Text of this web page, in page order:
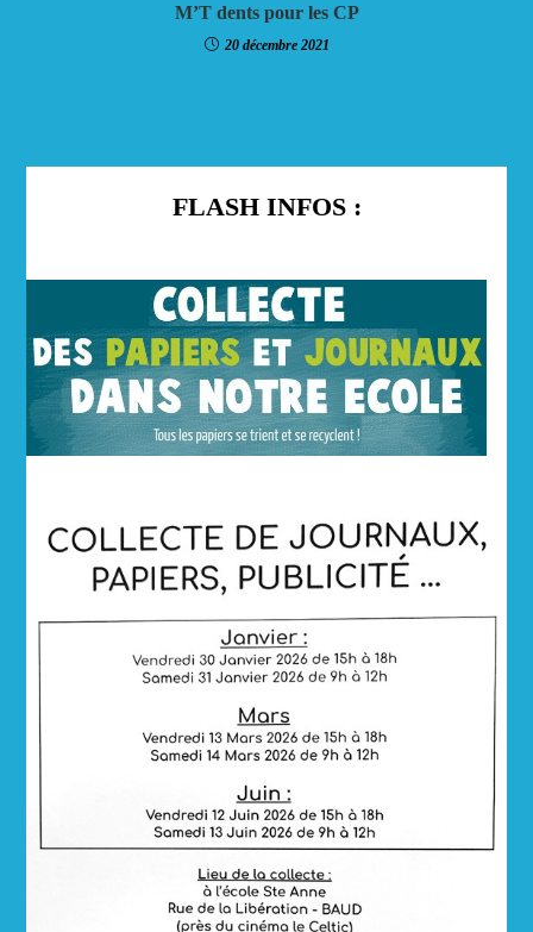
M’T dents pour les CP
20 décembre 2021
FLASH INFOS :